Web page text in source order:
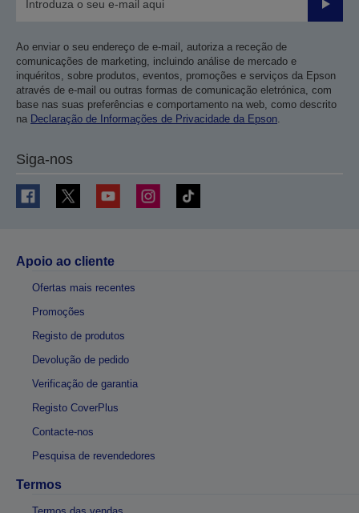
Enviar
Ao enviar o seu endereço de e-mail, autoriza a receção de
comunicações de marketing, incluindo análise de mercado e
inquéritos, sobre produtos, eventos, promoções e serviços da Epson
através de e-mail ou outras formas de comunicação eletrónica, com
base nas suas preferências e comportamento na web, como descrito
na Declaração de Informações de Privacidade da Epson
Siga-nos
Apoio ao cliente
Ofertas mais recentes
Promoções
Registo de produtos
Devolução de pedido
Verificação de garantia
Registo CoverPlus
Contacte-nos
Pesquisa de revendedores
Termos